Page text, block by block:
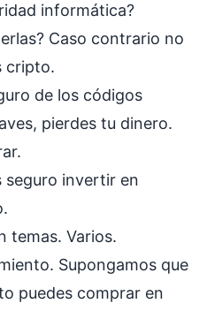
informática?
Caso contrario no
cripto.
de los códigos
pierdes tu dinero.
seguro invertir en
temas. Varios.
Supongamos que
puedes comprar en